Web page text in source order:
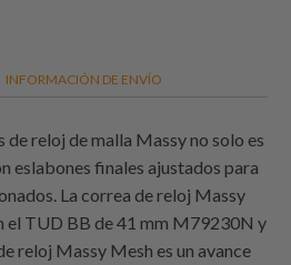
INFORMACIÓN DE ENVÍO
de reloj de malla Massy no solo es
eslabones finales ajustados para
La correa de reloj Massy
el TUD BB de 41 mm M79230N y
reloj Massy Mesh es un avance